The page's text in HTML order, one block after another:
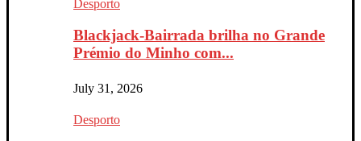
Desporto
Blackjack-Bairrada brilha no Grande
Prémio do Minho com...
July 31, 2026
Desporto